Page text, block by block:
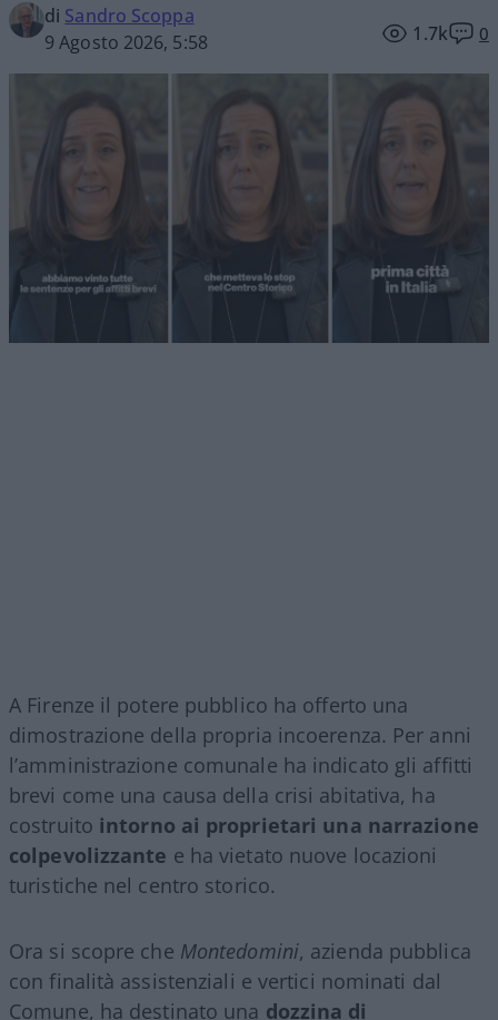
di Sandro Scoppa
9 Agosto 2026, 5:58
1.7k 0
A Firenze il potere pubblico ha offerto una
dimostrazione della propria incoerenza. Per anni
l’amministrazione comunale ha indicato gli affitti
brevi come una causa della crisi abitativa, ha
costruito intorno ai proprietari una narrazione
colpevolizzante e ha vietato nuove locazioni
turistiche nel centro storico.
Ora si scopre che Montedomini, azienda pubblica
con finalità assistenziali e vertici nominati dal
Comune, ha destinato una dozzina di